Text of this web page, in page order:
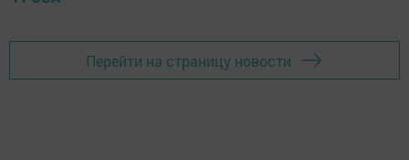
Перейти на страницу новости